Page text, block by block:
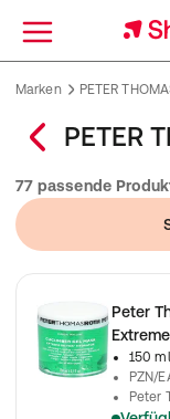
Menü
Marken PETER
PETER
77 passende
Peter
150 ml
PZN/
Peter